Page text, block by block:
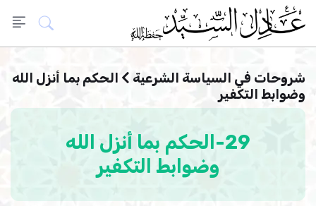
شروحات في السياسة الشرعية
الحكم بما أنزل الله
وضوابط التكفير
29-الحكم بما أنزل الله
وضوابط التكفير